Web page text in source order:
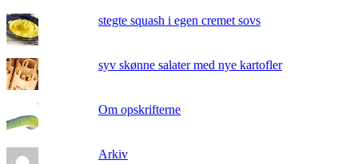
stegte squash i egen cremet sovs
syv skønne salater med nye kartofler
Om opskrifterne
Arkiv